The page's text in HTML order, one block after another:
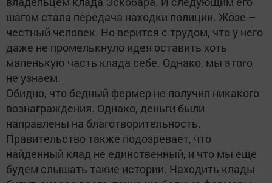
шагом стала передача находки полиции. Жозе –
честный человек. Но верится с трудом, что у него
даже не промелькнуло идея оставить хоть
маленькую часть клада себе. Однако, мы этого
не узнаем.
Обидно, что бедный фермер не получил никакого
вознаграждения. Однако, деньги были
направлены на благотворительность.
Правительство также подозревает, что
найденный клад не единственный, и что мы еще
будем слышать такие истории. Находить клады